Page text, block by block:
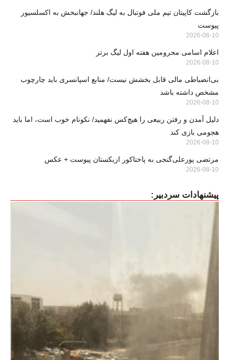
بازگشت کاپیتان تیم ملی فوتبال به لیگ هلند/ جهانبخش به اکسلسیور
پیوست
2026-08-10
اعلام اسامی محرومین هفته اول لیگ برتر
2026-08-10
بی‌انضباطی مالی قابل بخشش نیست/ منابع اسپانسری باید چارچوب
مشخص داشته باشد
2026-08-10
دلیل آمدن و رفتن ربیعی را هیچ‌کس نفهمید/ نکونام خوب است، اما باید
هجومی بازی کند
2026-08-10
مرتضی پورعلی‌گنجی به پاختاکور ازبکستان پیوست + عکس
2026-08-10
پیشنهادات سردبیر: